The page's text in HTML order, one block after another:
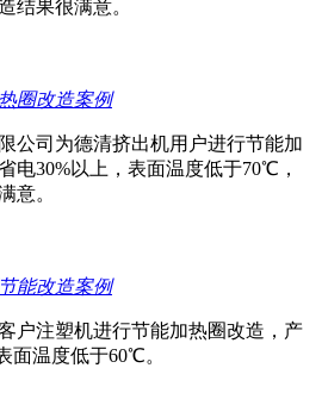
结果很满意。
圈改造案例
公司为德清挤出机用户进行节能加
电30%以上，表面温度低于70℃，
意。
能改造案例
户注塑机进行节能加热圈改造，产
面温度低于60℃。